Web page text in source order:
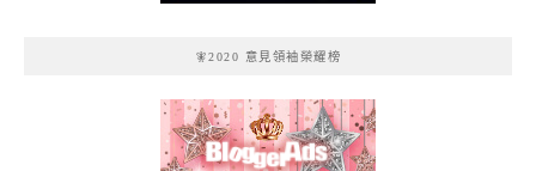
🧚2020 意見領袖榮耀榜